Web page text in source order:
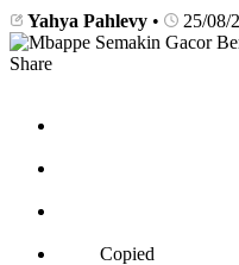
Yahya Pahlevy • 25/08/
Share
Copied